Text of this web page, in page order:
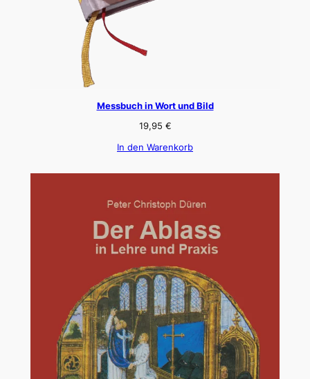
Messbuch in Wort und Bild
19,95 €
In den Warenkorb